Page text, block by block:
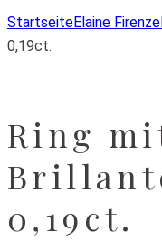
StartseiteElaine Firenze
0,19ct.
Ring
0,19ct.